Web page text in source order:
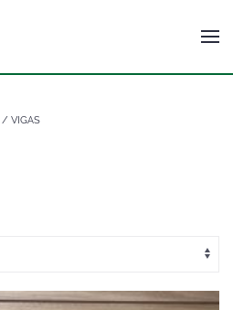
/ VIGAS